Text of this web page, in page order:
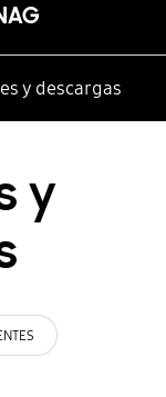
y descargas
y